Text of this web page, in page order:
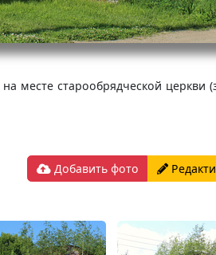
старообрядческой церкви
Добавить фото